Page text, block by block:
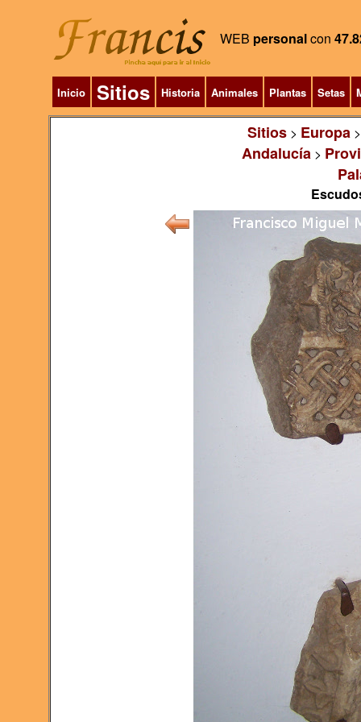
WEB personalcon
Inicio Sitios Historia Animales Plantas Setas
Sitios> Europa
Andalucía >